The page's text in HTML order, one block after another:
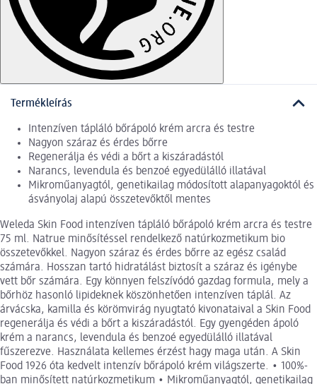
Termékleírás
Intenzíven tápláló bőrápoló krém arcra és testre
Nagyon száraz és érdes bőrre
Regenerálja és védi a bőrt a kiszáradástól
Narancs, levendula és benzoé egyedülálló illatával
Mikroműanyagtól, genetikailag módosított alapanyagoktól és
ásványolaj alapú összetevőktől mentes
Weleda Skin Food intenzíven tápláló bőrápoló krém arcra és testre
75 ml. Natrue minősítéssel rendelkező natúrkozmetikum bio
összetevőkkel. Nagyon száraz és érdes bőrre az egész család
számára. Hosszan tartó hidratálást biztosít a száraz és igénybe
vett bőr számára. Egy könnyen felszívódó gazdag formula, mely a
bőrhöz hasonló lipideknek köszönhetően intenzíven táplál. Az
árvácska, kamilla és körömvirág nyugtató kivonataival a Skin Food
regenerálja és védi a bőrt a kiszáradástól. Egy gyengéden ápoló
krém a narancs, levendula és benzoé egyedülálló illatával
fűszerezve. Használata kellemes érzést hagy maga után. A Skin
Food 1926 óta kedvelt intenzív bőrápoló krém világszerte. • 100%-
ban minősített natúrkozmetikum • Mikroműanyagtól, genetikailag